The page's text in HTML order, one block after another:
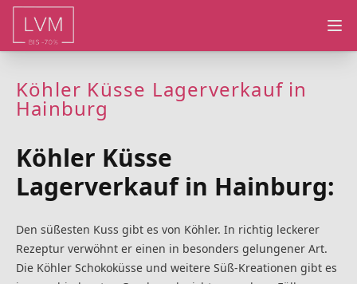
Köhler Küsse Lagerverkauf in
Hainburg
Köhler Küsse
Lagerverkauf in Hainburg:
Den süßesten Kuss gibt es von Köhler. In richtig leckerer
Rezeptur verwöhnt er einen in besonders gelungener Art.
Die Köhler Schokoküsse und weitere Süß-Kreationen gibt es